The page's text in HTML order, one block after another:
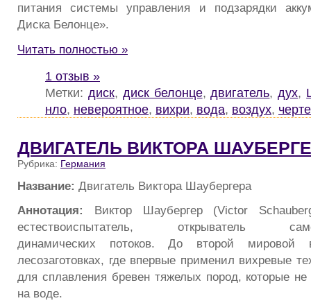
питания системы управления и подзарядки
Диска Белонце».
Читать полностью »
1 отзыв »
Метки: диск, диск белонце,двигатель,дух,
нло, невероятное, вихри, вода, воздух,
ДВИГАТЕЛЬ ВИКТОРА
Рубрика: Германия
Название: Двигатель Виктора Шаубергера
Аннотация: Виктор Шаубергер (Victor
естествоиспытатель, открыватель
динамических потоков. До второй мировой
лесозаготовках, где впервые применил вихревые
для сплавления бревен тяжелых пород, которые
на воде.